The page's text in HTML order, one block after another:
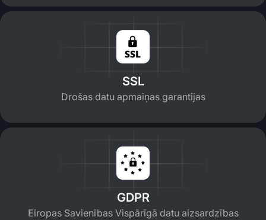
SSL
Drošas datu apmaiņas garantijas
GDPR
Eiropas Savienības Vispārīgā datu aizsardzības